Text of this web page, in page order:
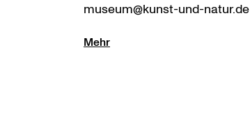
museum@kunst-und-natur.de
Mehr